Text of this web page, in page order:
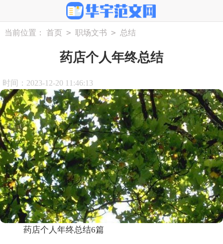
当前位置： 首页 > 职场文书 > 总结
药店个人年终总结
时间：2023-12-20 11:46:13
药店个人年终总结6篇